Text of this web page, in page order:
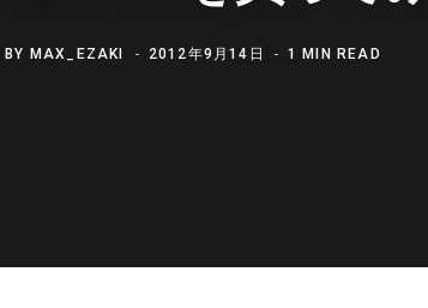
BY MAX_EZAKI 2012年9月14日 1 MIN READ